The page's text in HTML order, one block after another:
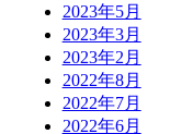
2023年5月
2023年3月
2023年2月
2022年8月
2022年7月
2022年6月